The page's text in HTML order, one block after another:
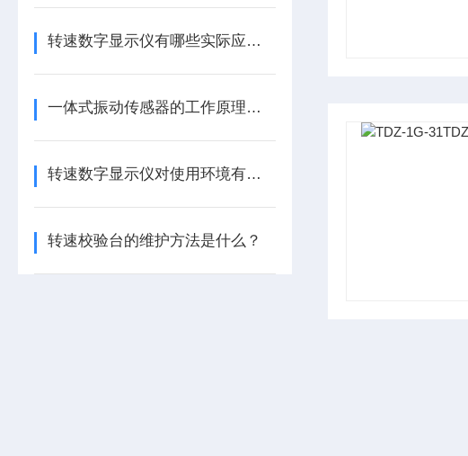
转速数字显示仪有哪些实际应用？
一体式振动传感器的工作原理是什么？
转速数字显示仪对使用环境有哪些要求
转速校验台的维护方法是什么？